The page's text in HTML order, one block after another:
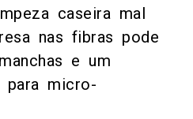
caseira mal
nas fibras pode
e um
para micro-